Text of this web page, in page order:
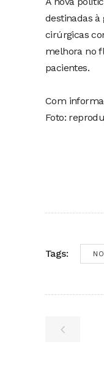
destinadas à
cirúrgicas
melhora no
pacientes.
Com
Foto:
Tags: